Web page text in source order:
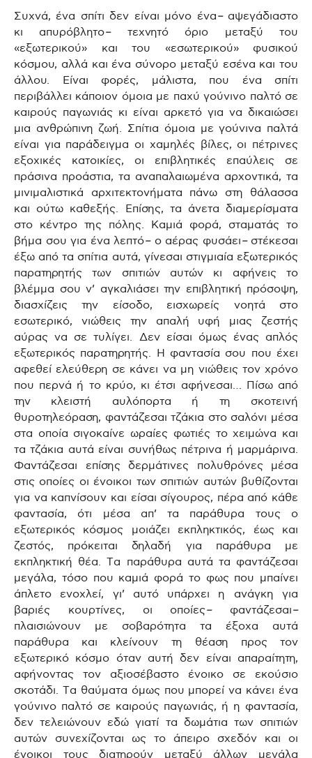
Συχνά, ένα σπίτι δεν είναι μόνο ένα– αψεγάδιαστο
κι απυρόβλητο– τεχνητό όριο μεταξύ του
«εξωτερικού» και του «εσωτερικού» φυσικού
κόσμου, αλλά και ένα σύνορο μεταξύ εσένα και του
άλλου. Είναι φορές, μάλιστα, που ένα σπίτι
περιβάλλει κάποιον όμοια με παχύ γούνινο παλτό σε
καιρούς παγωνιάς κι είναι αρκετό για να δικαιώσει
μια ανθρώπινη ζωή. Σπίτια όμοια με γούνινα παλτά
είναι για παράδειγμα οι χαμηλές βίλες, οι πέτρινες
εξοχικές κατοικίες, οι επιβλητικές επαύλεις σε
πράσινα προάστια, τα αναπαλαιωμένα αρχοντικά, τα
μινιμαλιστικά αρχιτεκτονήματα πάνω στη θάλασσα
και ούτω καθεξής. Επίσης, τα άνετα διαμερίσματα
στο κέντρο της πόλης. Καμιά φορά, σταματάς το
βήμα σου για ένα λεπτό– ο αέρας φυσάει– στέκεσαι
έξω από τα σπίτια αυτά, γίνεσαι στιγμιαία εξωτερικός
παρατηρητής των σπιτιών αυτών κι αφήνεις το
βλέμμα σου ν’ αγκαλιάσει την επιβλητική πρόσοψη,
διασχίζεις την είσοδο, εισχωρείς νοητά στο
εσωτερικό, νιώθεις την απαλή υφή μιας ζεστής
αύρας να σε τυλίγει. Δεν είσαι όμως ένας απλός
εξωτερικός παρατηρητής. Η φαντασία σου που έχει
αφεθεί ελεύθερη σε κάνει να μη νιώθεις τον χρόνο
που περνά ή το κρύο, κι έτσι αφήνεσαι… Πίσω από
την κλειστή αυλόπορτα ή τη σκοτεινή
θυροτηλεόραση, φαντάζεσαι τζάκια στο σαλόνι μέσα
στα οποία σιγοκαίνε ωραίες φωτιές το χειμώνα και
τα τζάκια αυτά είναι συνήθως πέτρινα ή μαρμάρινα.
Φαντάζεσαι επίσης δερμάτινες πολυθρόνες μέσα
στις οποίες οι ένοικοι των σπιτιών αυτών βυθίζονται
για να καπνίσουν και είσαι σίγουρος, πέρα από κάθε
φαντασία, ότι μέσα απ’ τα παράθυρα τους ο
εξωτερικός κόσμος μοιάζει εκπληκτικός, έως και
ζεστός, πρόκειται δηλαδή για παράθυρα με
εκπληκτική θέα. Τα παράθυρα αυτά τα φαντάζεσαι
μεγάλα, τόσο που καμιά φορά το φως που μπαίνει
άπλετο ενοχλεί, γι’ αυτό υπάρχει η ανάγκη για
βαριές κουρτίνες, οι οποίες– φαντάζεσαι–
πλαισιώνουν με σοβαρότητα τα έξοχα αυτά
παράθυρα και κλείνουν τη θέαση προς τον
εξωτερικό κόσμο όταν αυτή δεν είναι απαραίτητη,
αφήνοντας τον αξιοσέβαστο ένοικο σε εκούσιο
σκοτάδι. Τα θαύματα όμως που μπορεί να κάνει ένα
γούνινο παλτό σε καιρούς παγωνιάς, ή η φαντασία,
δεν τελειώνουν εδώ γιατί τα δωμάτια των σπιτιών
αυτών συνεχίζονται ως το άπειρο σχεδόν και οι
ένοικοι τους διατηρούν μεταξύ άλλων μεγάλα